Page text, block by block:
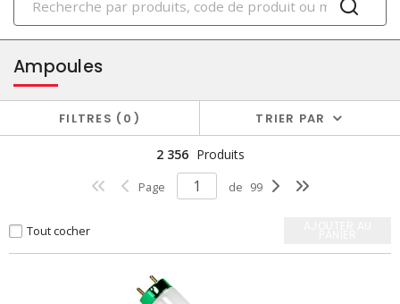
éclairage
Ampoules
FILTRES 0 TRIER PAR
2 356 Produits
Page de 99
Tout cocher